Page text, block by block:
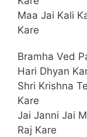
Maa Jai Kali
Kare
Bramha Ved
Hari Dhyan
Shri Krishna
Kare
Jai Janni Jai
Raj Kare